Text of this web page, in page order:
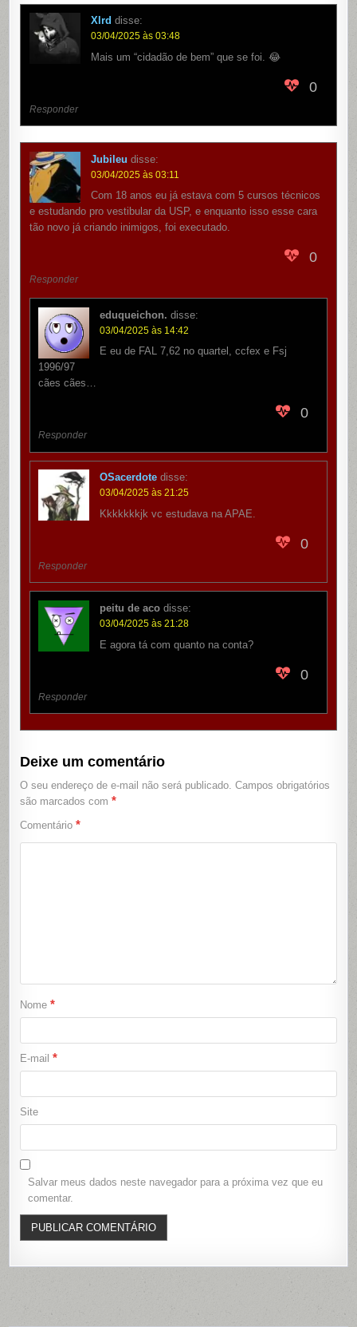
Xlrd disse:
03/04/2025 às 03:48
Mais um “cidadão de bem” que se foi. 😂
0
Responder
Jubileu disse:
03/04/2025 às 03:11
Com 18 anos eu já estava com 5 cursos técnicos
e estudando pro vestibular da USP, e enquanto isso esse cara
tão novo já criando inimigos, foi executado.
0
Responder
eduqueichon. disse:
03/04/2025 às 14:42
E eu de FAL 7,62 no quartel, ccfex e Fsj
1996/97
cães cães…
0
Responder
OSacerdote disse:
03/04/2025 às 21:25
Kkkkkkkjk vc estudava na APAE.
0
Responder
peitu de aco disse:
03/04/2025 às 21:28
E agora tá com quanto na conta?
0
Responder
Deixe um comentário
O seu endereço de e-mail não será publicado. Campos obrigatórios
são marcados com*
Comentário*
Nome*
E-mail*
Site
Salvar meus dados neste navegador para a próxima vez que eu
comentar.